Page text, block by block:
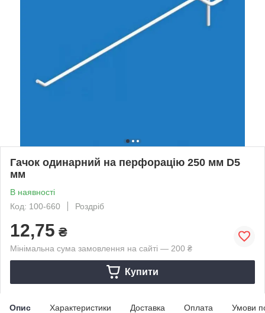
Гачок одинарний на перфорацію 250 мм D5
мм
В наявності
Код: 100-660
Роздріб
12,75 ₴
Мінімальна сума замовлення на сайті — 200 ₴
Купити
Опис Характеристики Доставка Оплата Умови